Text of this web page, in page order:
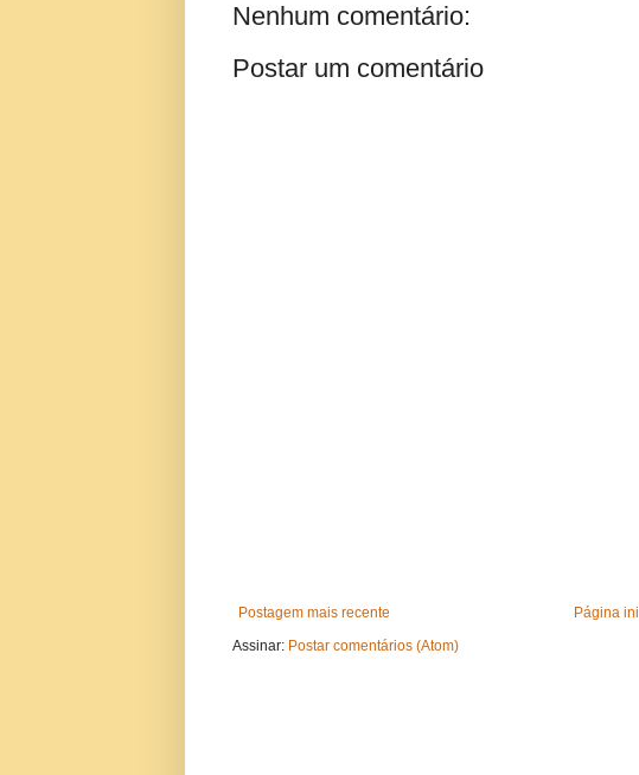
Nenhum comentário:
Postar um comentário
Postagem mais recente
Página
Assinar: Postar comentários (Atom)